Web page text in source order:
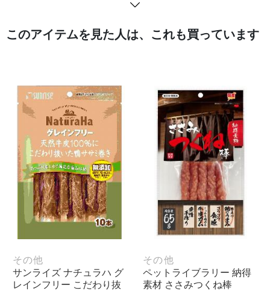
このアイテムを見た人は、これも買っています
その他
サンライズ ナチュラハ グ
レインフリー こだわり抜
その他
ペットライブラリー 納得
素材 ささみつくね棒